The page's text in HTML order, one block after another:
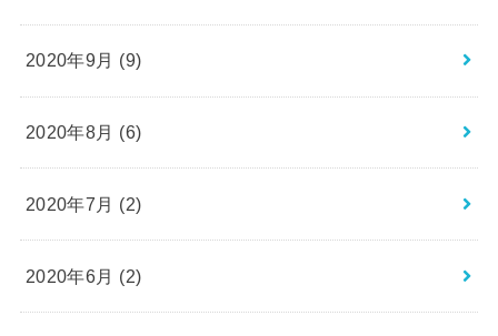
2020年9月 (9)
2020年8月 (6)
2020年7月 (2)
2020年6月 (2)